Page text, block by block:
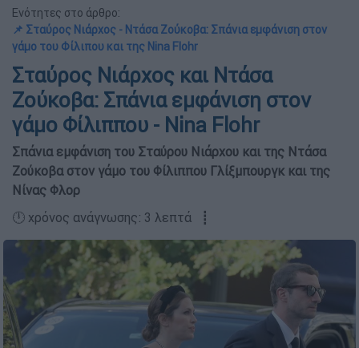
Ενότητες στο άρθρο:
📌 Σταύρος Νιάρχος - Ντάσα Ζούκοβα: Σπάνια εμφάνιση στον
γάμο του Φίλιπου και της Nina Flohr
Σταύρος Νιάρχος και Ντάσα
Ζούκοβα: Σπάνια εμφάνιση στον
γάμο Φίλιππου - Nina Flohr
Σπάνια εμφάνιση του Σταύρου Νιάρχου και της Ντάσα
Ζούκοβα στον γάμο του Φίλιππου Γλίξμπουργκ και της
Νίνας Φλορ
🕛 χρόνος ανάγνωσης: 3 λεπτά ┋